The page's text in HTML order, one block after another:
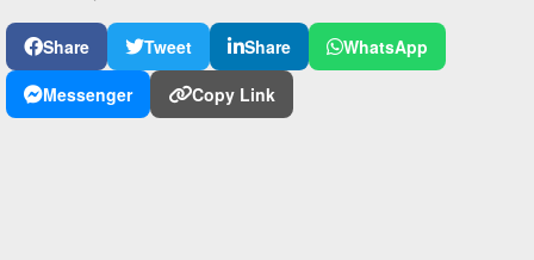
Share Tweet Share
WhatsApp
Messenger
Copy Link